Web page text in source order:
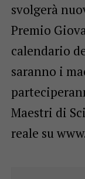
svolgerà
Premio
calendario
saranno i
Maestri di
reale su